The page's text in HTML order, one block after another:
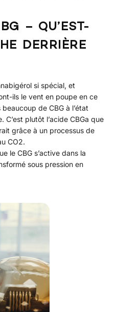
– QU’EST-
DERRIÈRE
si spécial, et
ils le vent en poupe en ce
de CBG à l’état
plutôt l’acide CBGa que
grâce à un processus de
CO2.
le CBG s’active dans la
sous pression en